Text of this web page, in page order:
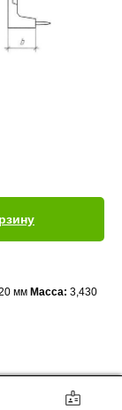
мм Масса: 3,430